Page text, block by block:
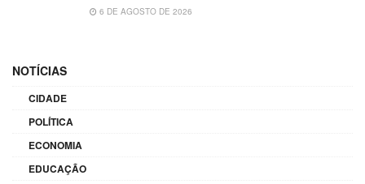
6 DE AGOSTO DE 2026
NOTÍCIAS
CIDADE
POLÍTICA
ECONOMIA
EDUCAÇÃO